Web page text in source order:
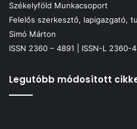
Székelyföld Munkacsoport
Felelős szerkesztő, lapigazgató,
Simó Márton
ISSN 2360 – 4891 | ISSN-L 2360-
Legutóbb módosított